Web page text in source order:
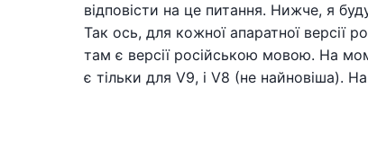
відповісти на це питання. Нижче, я
Так ось, для кожної апаратної версії
там є версії російською мовою. На
є тільки для V9, і V8 (не найновіша).